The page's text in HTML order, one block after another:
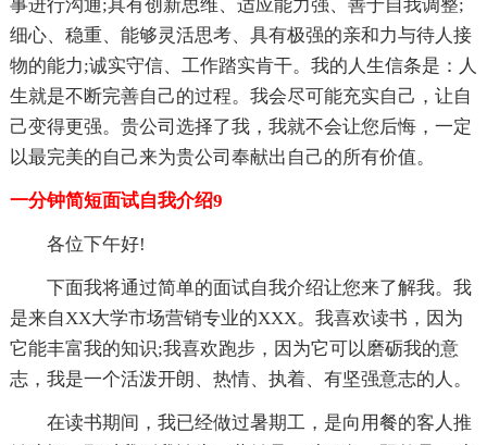
事进行沟通;具有创新思维、适应能力强、善于自我调整;
细心、稳重、能够灵活思考、具有极强的亲和力与待人接
物的能力;诚实守信、工作踏实肯干。我的人生信条是：人
生就是不断完善自己的过程。我会尽可能充实自己，让自
己变得更强。贵公司选择了我，我就不会让您后悔，一定
以最完美的自己来为贵公司奉献出自己的所有价值。
一分钟简短面试自我介绍9
各位下午好!
下面我将通过简单的面试自我介绍让您来了解我。我
是来自XX大学市场营销专业的XXX。我喜欢读书，因为
它能丰富我的知识;我喜欢跑步，因为它可以磨砺我的意
志，我是一个活泼开朗、热情、执着、有坚强意志的人。
在读书期间，我已经做过暑期工，是向用餐的客人推